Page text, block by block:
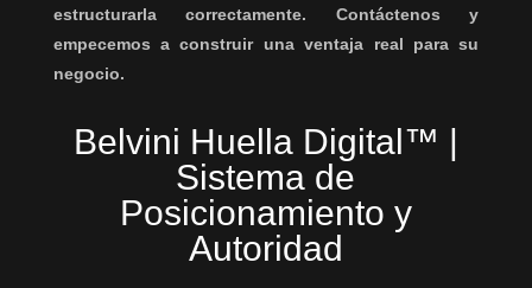
estructurarla correctamente. Contáctenos y
empecemos a construir una ventaja real para su
negocio.
Belvini Huella Digital™ |
Sistema de
Posicionamiento y
Autoridad